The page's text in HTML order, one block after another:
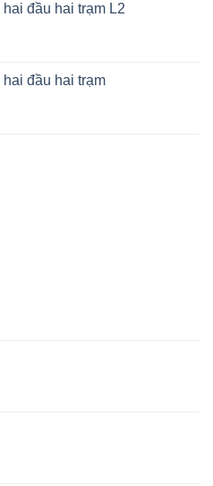
đầu hai trạm L2
đầu hai trạm